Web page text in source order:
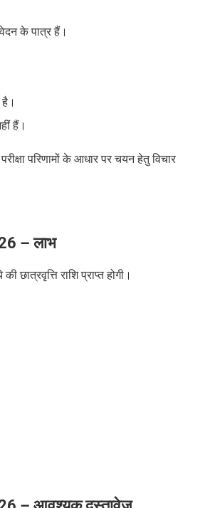
के पात्र हैं।
हैं।
परिणामों के आधार पर चयन हेतु विचार
– लाभ
छात्रवृत्ति राशि प्राप्त होगी।